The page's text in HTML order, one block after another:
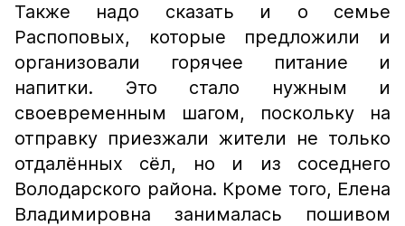
Также надо сказать и о семье
Распоповых, которые предложили и
организовали горячее питание и
напитки. Это стало нужным и
своевременным шагом, поскольку на
отправку приезжали жители не только
отдалённых сёл, но и из соседнего
Володарского района. Кроме того, Елена
Владимировна занималась пошивом